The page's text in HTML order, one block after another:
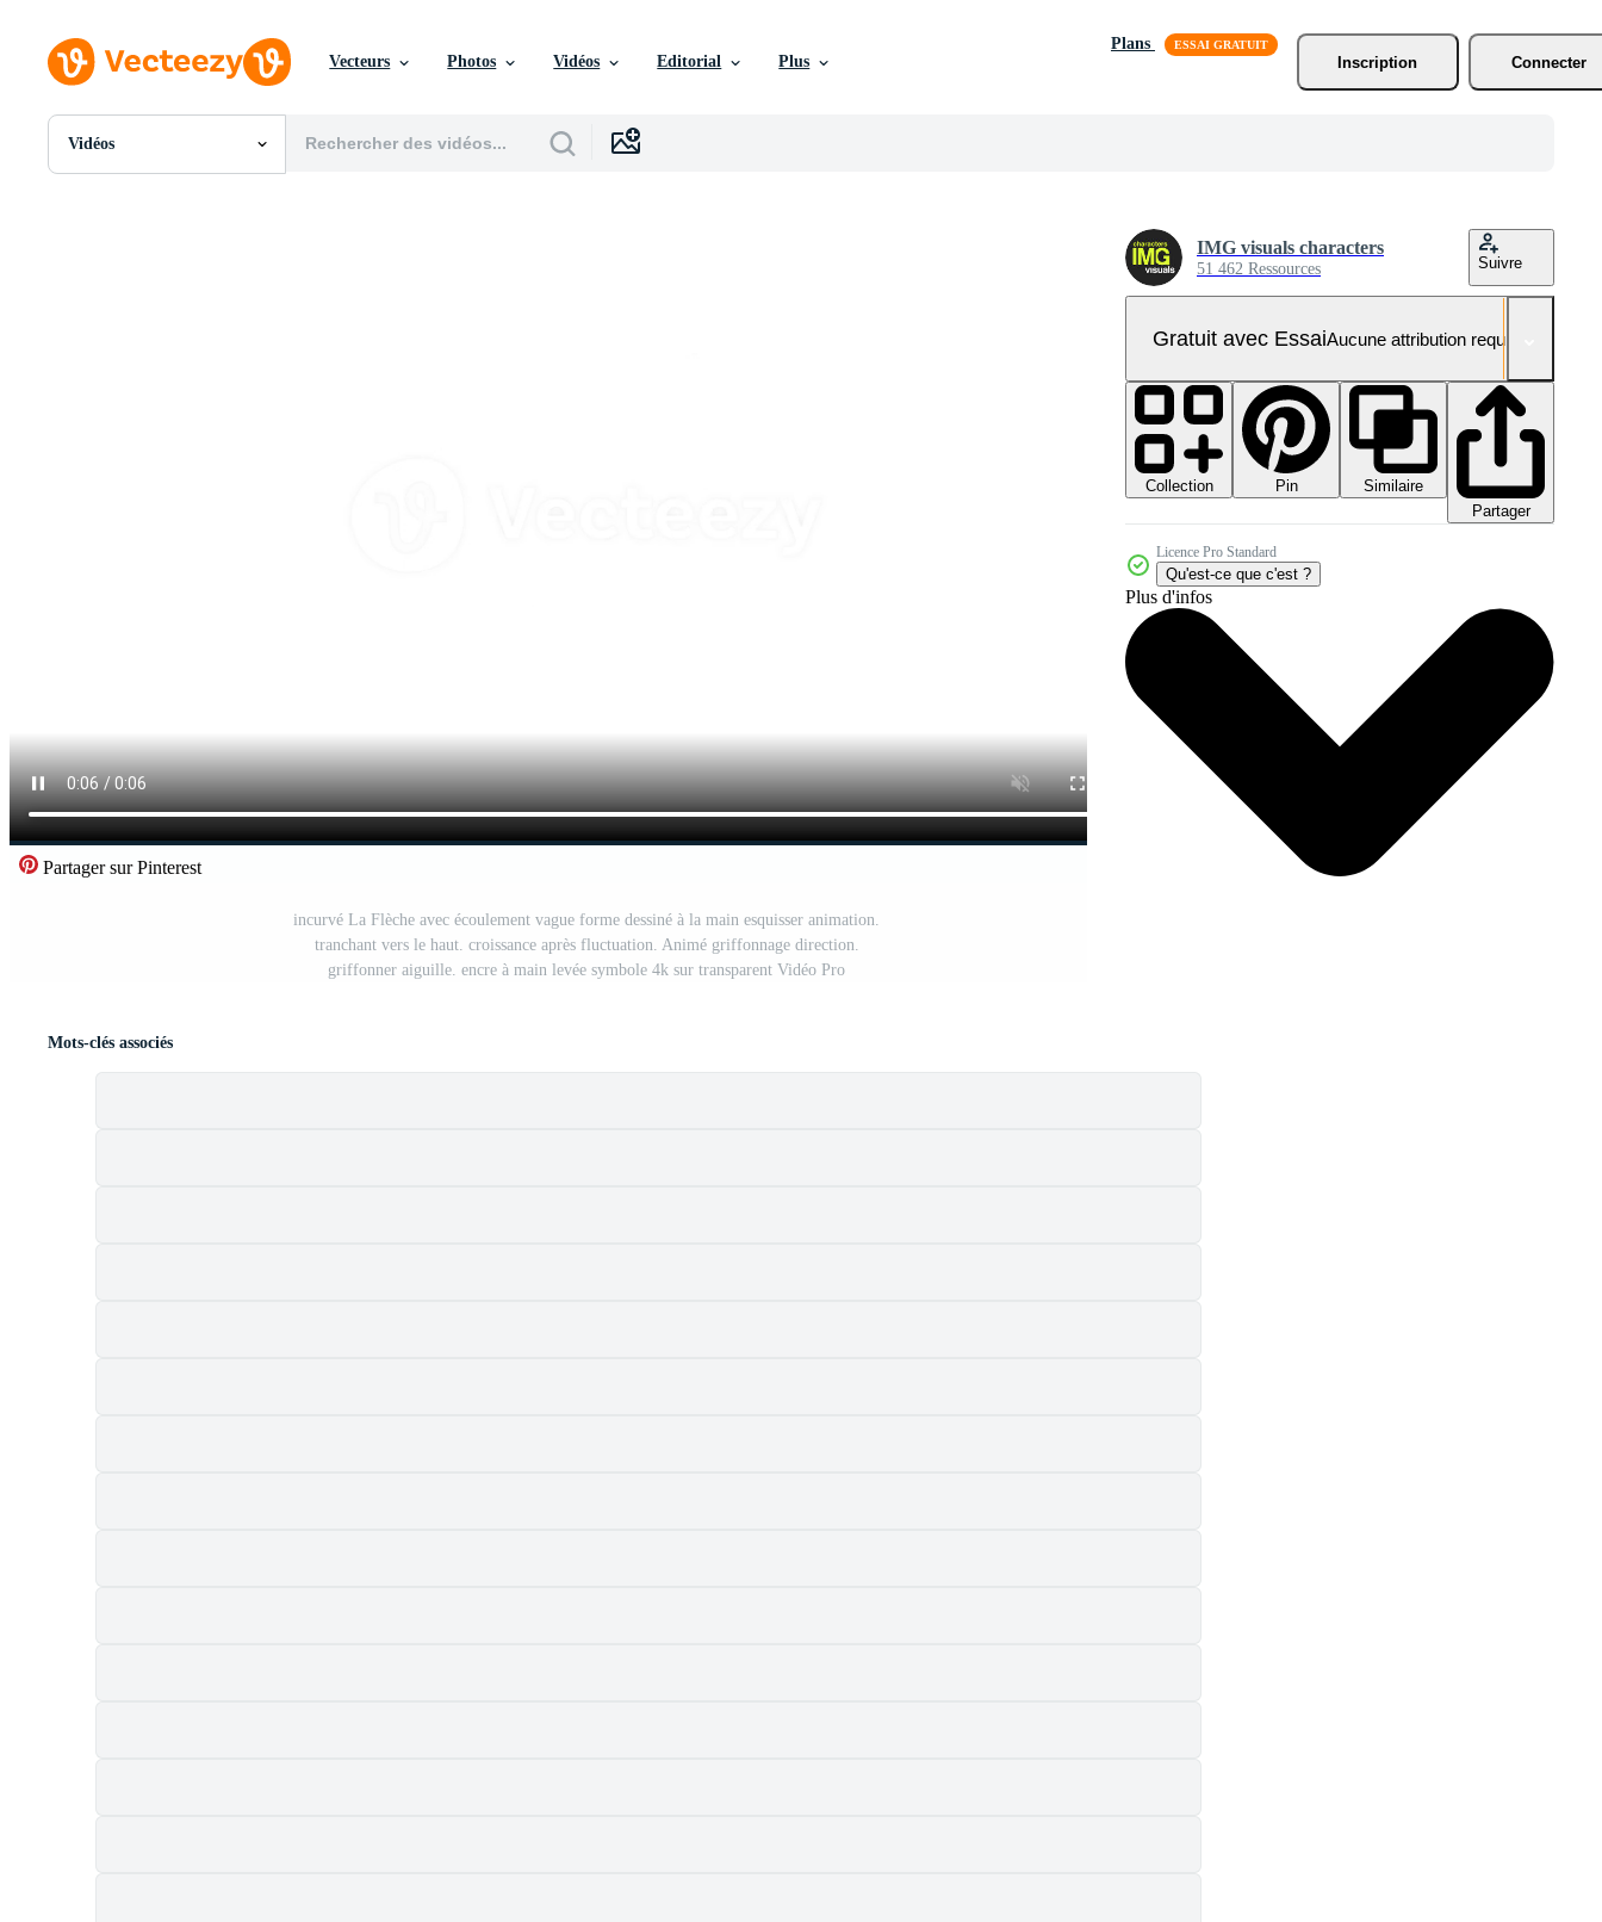
Vecteurs Photos Vidéos Editorial Plus
Plans
Inscription
Connecter
Vidéos
Toutes Images
Partager sur Pinterest
incurvé La Flèche avec écoulement vague forme dessiné à la main esquisser animation.
tranchant vers le haut. croissance après fluctuation. Animé griffonnage direction.
griffonner aiguille. encre à main levée symbole 4k sur transparent Vidéo Pro
IMG visuals characters
51 462 Ressources Suivre
Gratuit avec EssaiAucune attribution requise
Collection Pin
Similaire
Partager
Licence Pro Standard
Qu'est-ce que c'est ?
Plus d'infos
Mots-clés associés